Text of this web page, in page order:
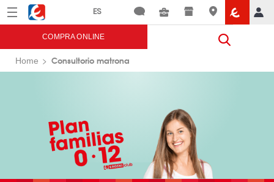
Menú Eroski
COMPRA ONLINE
Home Consultorio matrona